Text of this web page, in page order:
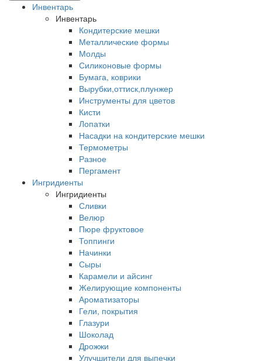
Инвентарь
Инвентарь
Кондитерские мешки
Металлические формы
Молды
Силиконовые формы
Бумага, коврики
Вырубки,оттиск,плунжер
Инструменты для цветов
Кисти
Лопатки
Насадки на кондитерские мешки
Термометры
Разное
Пергамент
Ингридиенты
Ингридиенты
Сливки
Велюр
Пюре фруктовое
Топпинги
Начинки
Сыры
Карамели и айсинг
Желирующие компоненты
Ароматизаторы
Гели, покрытия
Глазури
Шоколад
Дрожжи
Улучшители для выпечки